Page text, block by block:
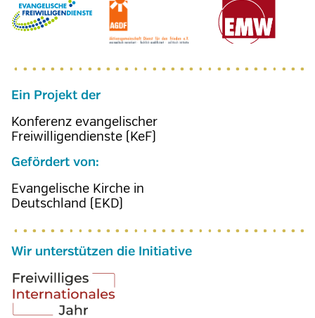
Ein Projekt der
Konferenz evangelischer
Freiwilligendienste (KeF)
Gefördert von:
Evangelische Kirche in
Deutschland (EKD)
Wir unterstützen die Initiative